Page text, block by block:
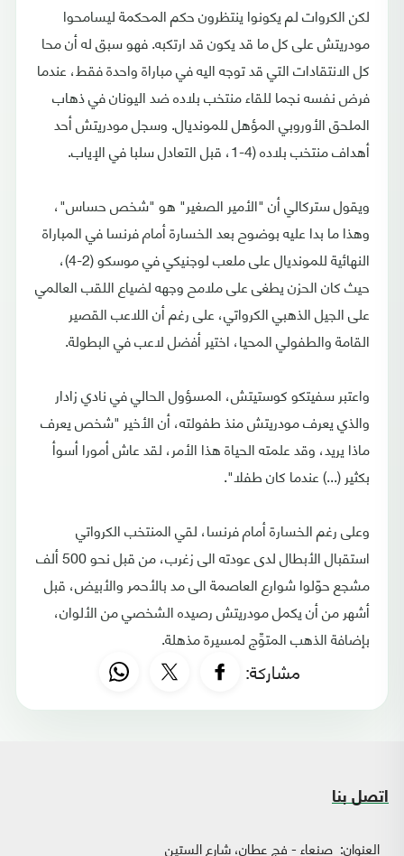
لكن الكروات لم يكونوا ينتظرون حكم المحكمة ليسامحوا
مودريتش على كل ما قد يكون قد ارتكبه. فهو سبق له أن محا
كل الانتقادات التي قد توجه اليه في مباراة واحدة فقط، عندما
فرض نفسه نجما للقاء منتخب بلاده ضد اليونان في ذهاب
الملحق الأوروبي المؤهل للمونديال. وسجل مودريتش أحد
أهداف منتخب بلاده (4-1، قبل التعادل سلبا في الإياب.
ويقول ستركالي أن "الأمير الصغير" هو "شخص حساس"،
وهذا ما بدا عليه بوضوح بعد الخسارة أمام فرنسا في المباراة
النهائية للمونديال على ملعب لوجنيكي في موسكو (2-4)،
حيث كان الحزن يطغى على ملامح وجهه لضياع اللقب العالمي
على الجيل الذهبي الكرواتي، على رغم أن اللاعب القصير
القامة والطفولي المحيا، اختير أفضل لاعب في البطولة.
واعتبر سفيتكو كوستيتش، المسؤول الحالي في نادي زادار
والذي يعرف مودريتش منذ طفولته، أن الأخير "شخص يعرف
ماذا يريد، وقد علمته الحياة هذا الأمر، لقد عاش أمورا أسوأ
بكثير (...) عندما كان طفلا".
وعلى رغم الخسارة أمام فرنسا، لقي المنتخب الكرواتي
استقبال الأبطال لدى عودته الى زغرب، من قبل نحو 500 ألف
مشجع حوّلوا شوارع العاصمة الى مد بالأحمر والأبيض، قبل
أشهر من أن يكمل مودريتش رصيده الشخصي من الألوان،
بإضافة الذهب المتوِّج لمسيرة مذهلة.
مشاركة:
اتصل بنا
العنوان: صنعاء - فج عطان، شارع الستين